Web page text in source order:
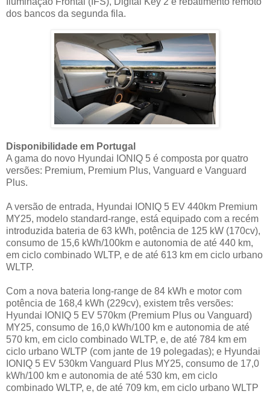
dos bancos da segunda fila.
Disponibilidade em Portugal
A gama do novo Hyundai IONIQ 5 é composta por quatro
versões: Premium, Premium Plus, Vanguard e Vanguard
Plus.
A versão de entrada, Hyundai IONIQ 5 EV 440km Premium
MY25, modelo standard-range, está equipado com a recém
introduzida bateria de 63 kWh, potência de 125 kW (170cv),
consumo de 15,6 kWh/100km e autonomia de até 440 km,
em ciclo combinado WLTP, e de até 613 km em ciclo urbano
WLTP.
Com a nova bateria long-range de 84 kWh e motor com
potência de 168,4 kWh (229cv), existem três versões:
Hyundai IONIQ 5 EV 570km (Premium Plus ou Vanguard)
MY25, consumo de 16,0 kWh/100 km e autonomia de até
570 km, em ciclo combinado WLTP, e, de até 784 km em
ciclo urbano WLTP (com jante de 19 polegadas); e Hyundai
IONIQ 5 EV 530km Vanguard Plus MY25, consumo de 17,0
kWh/100 km e autonomia de até 530 km, em ciclo
combinado WLTP, e, de até 709 km, em ciclo urbano WLTP